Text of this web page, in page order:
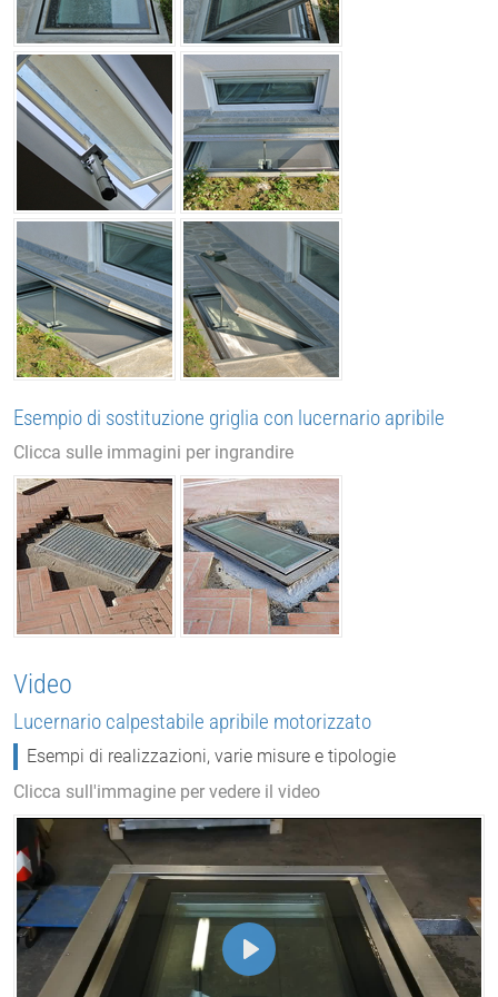
Esempio di sostituzione griglia con lucernario apribile
Clicca sulle immagini per ingrandire
Video
Lucernario calpestabile apribile motorizzato
Esempi di realizzazioni, varie misure e tipologie
Clicca sull'immagine per vedere il video
PLAY